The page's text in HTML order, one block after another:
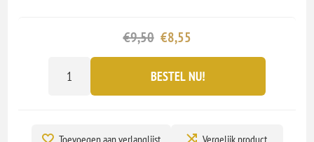
€9,50 €8,55
BESTEL NU!
Toevoegen aan verlanglijst Vergelijk product